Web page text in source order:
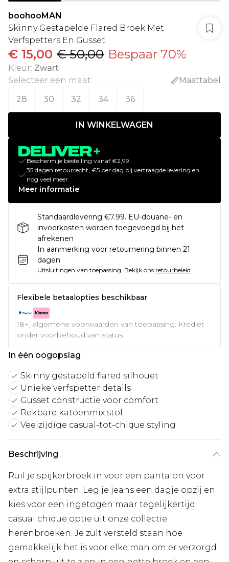
boohooMAN
Skinny Gestapelde Flared Broek Met
Verfspetters En Gusset
€ 15,00 € 50,00 Bespaar 70%
Kleur: Zwart
Selecteer een maat:
Maattabel
28
30 32 34 36
IN WINKELWAGEN
Bescherm je bestelling vanaf €2,99.
35 dagen retourrecht, €5 per dag bij vertraagde levering en
nog veel meer.
Meer informatie
Standaardlevering €7.99. EU-douane- en
invoerkosten worden toegevoegd bij het
afrekenen
In aanmerking voor retournering binnen 21
dagen
Uitsluitingen van toepassing. Bekijk ons retourbeleid
Flexibele betaalopties beschikbaar
18+, algemene voorwaarden van toepassing. Krediet
onder voorbehoud van status
In één oogopslag
Skinny gestapeld flared silhouet
Unieke verfspetter details
Gusset constructie voor comfort
Rekbare katoenmix stof
Veelzijdige casual-tot-chique styling
Beschrijving
Ruil je spijkerbroek in voor een pantalon voor
extra stijlpunten. Leg je jeans een dagje opzij en
kies voor een ingetogen maar tegelijkertijd
casual chique optie uit onze collectie
herenbroeken. Je zult versteld staan hoe
gemakkelijk het is voor elke man om er verzorgd